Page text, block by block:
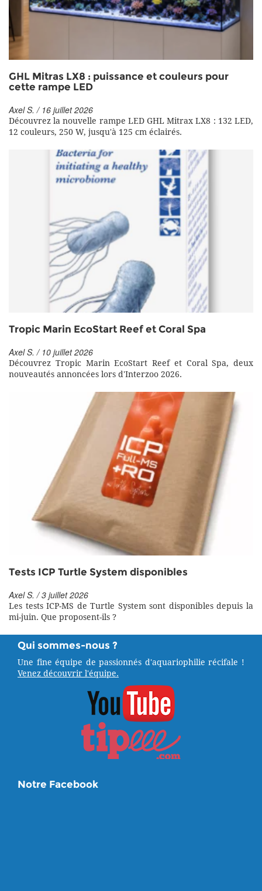
GHL Mitras LX8 : puissance et couleurs pour
cette rampe LED
Axel S. / 16 juillet 2026
Découvrez la nouvelle rampe LED GHL Mitrax LX8 : 132 LED,
12 couleurs, 250 W, jusqu'à 125 cm éclairés.
Tropic Marin EcoStart Reef et Coral Spa
Axel S. / 10 juillet 2026
Découvrez Tropic Marin EcoStart Reef et Coral Spa, deux
nouveautés annoncées lors d'Interzoo 2026.
Tests ICP Turtle System disponibles
Axel S. / 3 juillet 2026
Les tests ICP-MS de Turtle System sont disponibles depuis la
mi-juin. Que proposent-ils ?
Qui sommes-nous ?
Une fine équipe de passionnés d'aquariophilie récifale !
Venez découvrir l'équipe.
Notre Facebook